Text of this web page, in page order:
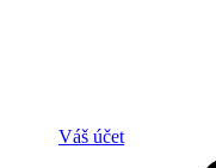
Váš účet